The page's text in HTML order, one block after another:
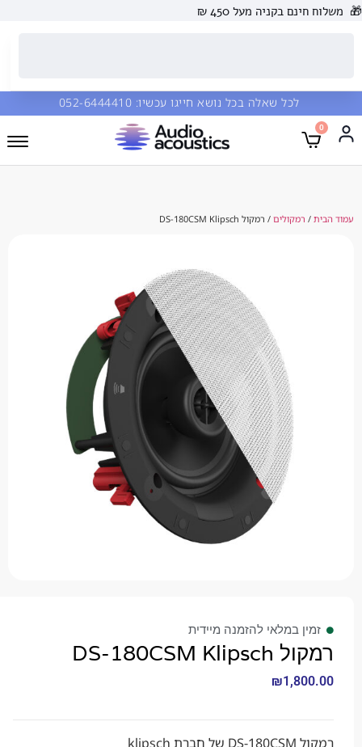
בקניה מעל 450 ₪
שאלה בכל נושא חייגו עכשיו: 052-6444410
/ רמקול DS-180CSM Klipsch
במלאי להזמנה מיידית
₪